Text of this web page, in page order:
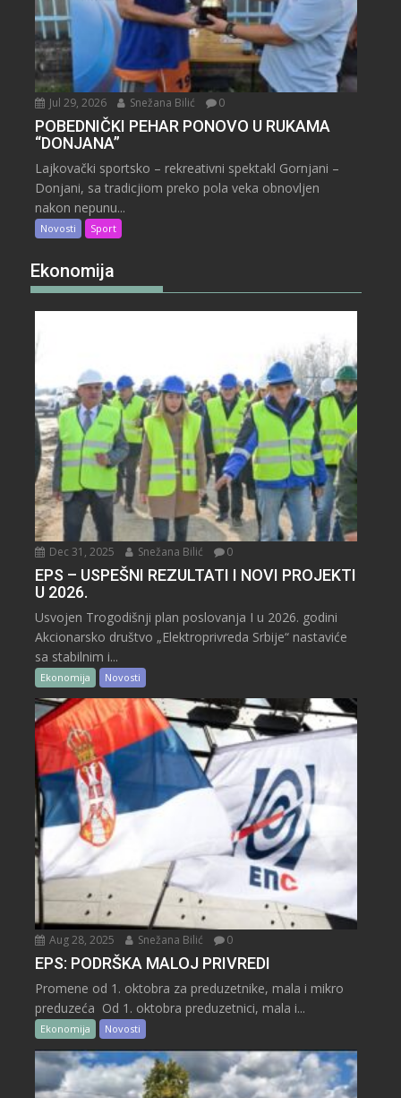
Jul 29, 2026 Snežana Bilić 0
POBEDNIČKI PEHAR PONOVO U RUKAMA
“DONJANA”
Lajkovački sportsko – rekreativni spektakl Gornjani –
Donjani, sa tradicjiom preko pola veka obnovljen
nakon nepunu...
Novosti Sport
Ekonomija
Dec 31, 2025 Snežana Bilić 0
EPS – USPEŠNI REZULTATI I NOVI PROJEKTI
U 2026.
Usvojen Trogodišnji plan poslovanja I u 2026. godini
Akcionarsko društvo „Elektroprivreda Srbije“ nastaviće
sa stabilnim i...
Ekonomija Novosti
Aug 28, 2025 Snežana Bilić 0
EPS: PODRŠKA MALOJ PRIVREDI
Promene od 1. oktobra za preduzetnike, mala i mikro
preduzeća Od 1. oktobra preduzetnici, mala i...
Ekonomija Novosti